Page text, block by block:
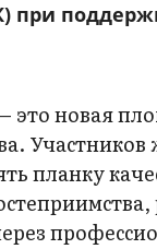
при
это новая
планку